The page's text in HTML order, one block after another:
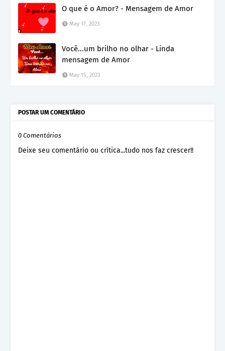
O que é o Amor? - Mensagem de Amor
May 17, 2023
Você...um brilho no olhar - Linda
mensagem de Amor
May 15, 2023
POSTAR UM COMENTÁRIO
0 Comentários
Deixe seu comentário ou crítica...tudo nos faz crescer!!